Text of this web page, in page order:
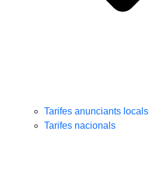
Tarifes anunciants locals
Tarifes nacionals